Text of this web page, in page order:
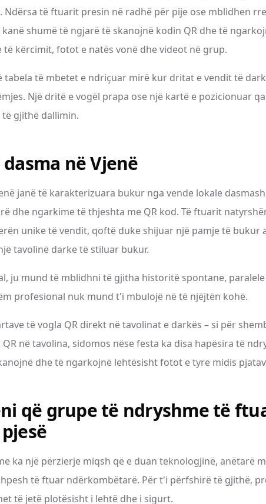
Ndërsa të ftuarit presin në radhë për pije ose mblidhen
shumë të ngjarë të skanojnë kodin QR dhe të
të kërcimit, fotot e natës vonë dhe videot në grup.
tabela të mbetet e ndriçuar mirë kur dritat e vendit të
Një dritë e vogël prapa ose një kartë e pozicionuar
gjithë dallimin.
në Vjenë
janë të karakterizuara bukur nga vende lokale
dhe ngarkime të thjeshta me QR kod. Të ftuarit
unike të vendit, qoftë duke shijuar një pamje të bukur
tavolinë darke të stiluar bukur.
ju mund të mblidhni të gjitha historitë spontane,
profesional nuk mund t'i mbulojë në të njëjtën kohë.
të vogla QR direkt në tavolinat e darkës – si për
në tavolina, sidomos nëse festa ka disa hapësira të
dhe të ngarkojnë lehtësisht fotot e tyre midis
që grupe të ndryshme të
ka një përzierje miqsh që e duan teknologjinë, anëtarë
të ftuar ndërkombëtarë. Për t'i përfshirë të gjithë,
të jetë plotësisht i lehtë dhe i sigurt.